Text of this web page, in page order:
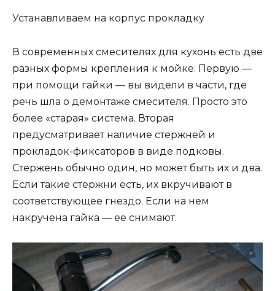
Устанавливаем на корпус прокладку
В современных смесителях для кухонь есть две
разных формы крепления к мойке. Первую —
при помощи гайки — вы видели в части, где
речь шла о демонтаже смесителя. Просто это
более «старая» система. Вторая
предусматривает наличие стержней и
прокладок-фиксаторов в виде подковы.
Стержень обычно один, но может быть их и два.
Если такие стержни есть, их вкручивают в
соответствующее гнездо. Если на нем
накручена гайка — ее снимают.